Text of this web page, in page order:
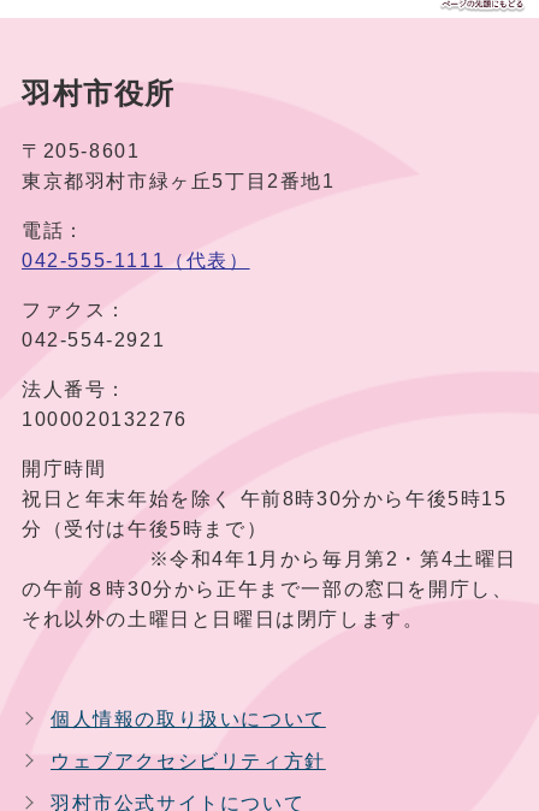
羽村市役所
〒205-8601
東京都羽村市緑ヶ丘5丁目2番地1
電話：
042-555-1111（代表）
ファクス：
042-554-2921
法人番号：
1000020132276
開庁時間
祝日と年末年始を除く 午前8時30分から午後5時15
分（受付は午後5時まで）
※令和4年1月から毎月第2・第4土曜日
の午前８時30分から正午まで一部の窓口を開庁し、
それ以外の土曜日と日曜日は閉庁します。
個人情報の取り扱いについて
ウェブアクセシビリティ方針
羽村市公式サイトについて